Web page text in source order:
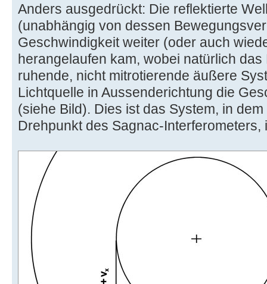
Anders ausgedrückt: Die reflektierte
(unabhängig von dessen
Geschwindigkeit weiter (oder auch
herangelaufen kam, wobei natürlich
ruhende, nicht mitrotierende äußere
Lichtquelle in Aussenderichtung die
(siehe Bild). Dies ist das System, in
Drehpunkt des Sagnac-Interferometers,